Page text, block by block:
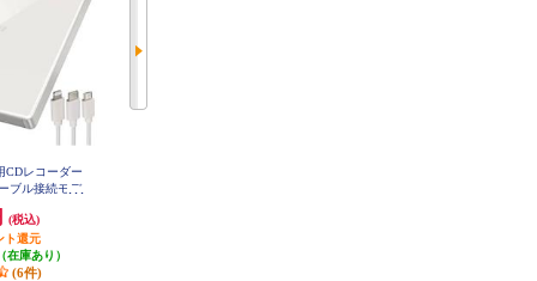
CDレコーダー
ブル接続モデ
(税込)
ト還元
在庫あり）
(6件)